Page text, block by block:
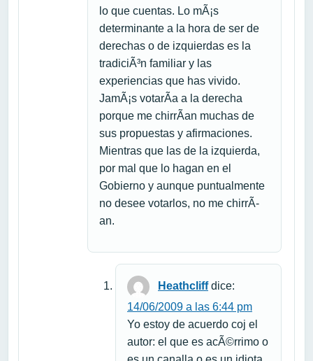
lo que cuentas. Lo mÃ¡s
determinante a la hora de ser de
derechas o de izquierdas es la
tradiciÃ³n familiar y las
experiencias que has vivido.
JamÃ¡s votarÃ­a a la derecha
porque me chirrÃ­an muchas de
sus propuestas y afirmaciones.
Mientras que las de la izquierda,
por mal que lo hagan en el
Gobierno y aunque puntualmente
no desee votarlos, no me chirrÃ­
an.
Heathcliff dice:
14/06/2009 a las 6:44 pm
Yo estoy de acuerdo coj el
autor: el que es acÃ©rrimo o